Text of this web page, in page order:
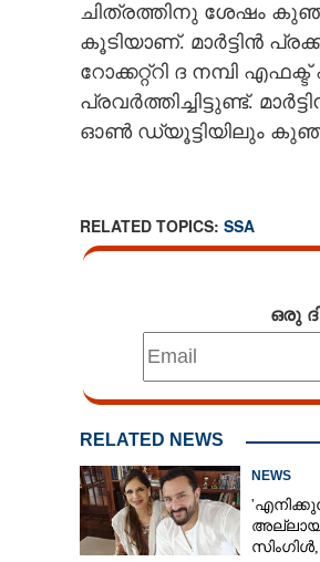
ചിത്രത്തിനു ശേഷം
കൂടിയാണ്. മാർട്ടിൻ
റോക്കറ്റ്‌റി ദ നമ്പി
പ്രവർത്തിച്ചിട്ടുണ്ട്.
ഓൺ ഡ്യൂട്ടിയിലും
RELATED TOPICS: SSA
ഒരു
RELATED NEWS
NEWS